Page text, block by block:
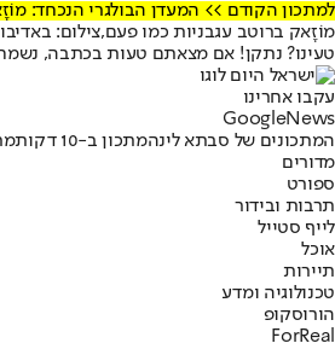
למתכון הקודם >> המעדן הבולגרי הנכחד:
מוֹזָאק ברוטב עגבניות כמו פעם,צילום:
טעינו? נתקן! אם מצאתם טעות בכתבה,
עקבו אחרינו
Googl eNews
המתכונים של סבתא לינהמתכון ב-10 דקות
מדורים
ספורט
תרבות ובידור
לייף סטייל
אוכל
תיירות
טכנולוגיה ומדע
הורוסקופ
ForReal